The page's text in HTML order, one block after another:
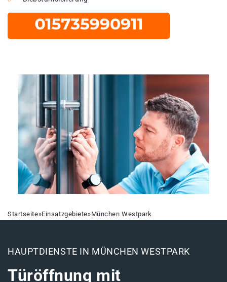
Startseite»Einsatzgebiete»München Westpark
HAUPTDIENSTE IN MÜNCHEN WESTPARK
Türöffnung mit